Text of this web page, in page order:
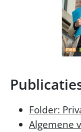
Folder:
Algemene